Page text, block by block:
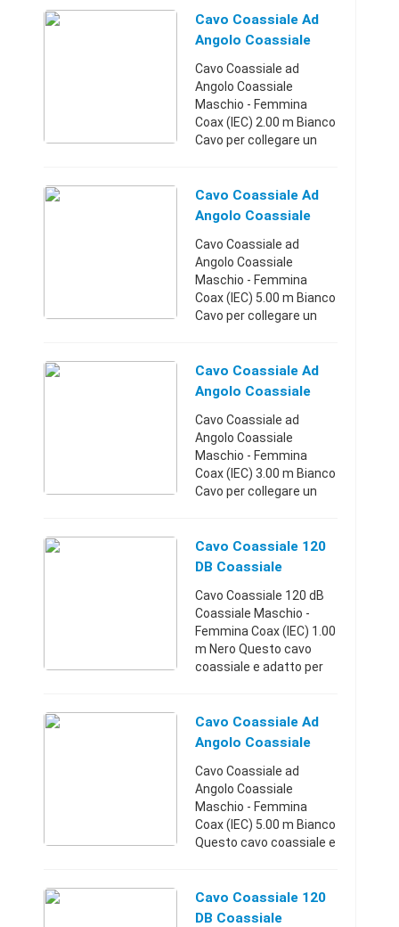
Cavo Coassiale Ad
Angolo Coassiale
Maschio - Femmina
Coax (IEC) 2.00 M
Cavo Coassiale ad
Angolo Coassiale
Maschio - Femmina
Coax (IEC) 2.00 m Bianco
Cavo per collegare un
ricevere segnali TV e
radio. Codice EAN:
Cavo Coassiale Ad
Angolo Coassiale
Maschio - Femmina
Coax (IEC) 5.00 M
Cavo Coassiale ad
Angolo Coassiale
Maschio - Femmina
Coax (IEC) 5.00 m Bianco
Cavo per collegare un
ricevere segnali TV e
radio. Codice EAN:
Cavo Coassiale Ad
Angolo Coassiale
Maschio - Femmina
Coax (IEC) 3.00 M
Cavo Coassiale ad
Angolo Coassiale
Maschio - Femmina
Coax (IEC) 3.00 m Bianco
Cavo per collegare un
ricevere segnali TV e
radio. Codice EAN:
Cavo Coassiale 120
DB Coassiale
Maschio - Femmina
Coax (IEC) 1.00 M Ne
Cavo Coassiale 120 dB
Coassiale Maschio -
Femmina Coax (IEC) 1.00
m Nero Questo cavo
coassiale e adatto per
presa coassiale a muro.
Funziona meglio ...
Cavo Coassiale Ad
Angolo Coassiale
Maschio - Femmina
Coax (IEC) 5.00 M -
Viareggio (Lucca)
Cavo Coassiale ad
Angolo Coassiale
Maschio - Femmina
Coax (IEC) 5.00 m Bianco
Questo cavo coassiale e
simili ad una presa
coassiale a muro. Codice
Cavo Coassiale 120
DB Coassiale